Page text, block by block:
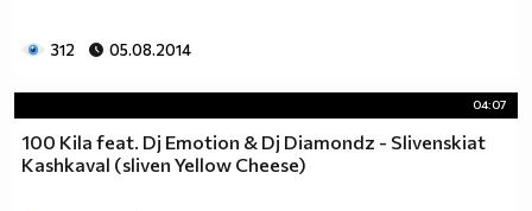
312 05.08.2014
04:07
100 Kila feat. Dj Emotion & Dj Diamondz - Slivenskiat
Kashkaval (sliven Yellow Cheese)